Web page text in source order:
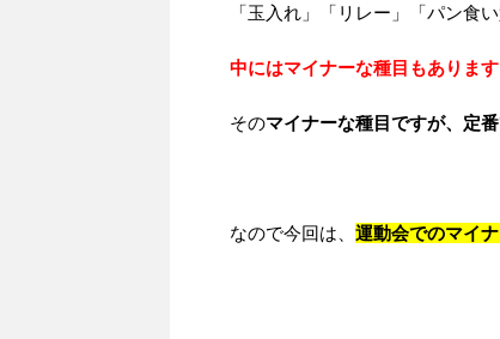
「玉入れ」「リレー」「パン食
中にはマイナーな種目もあります
そのマイナーな種目ですが、定
なので今回は、 運動会でのマイ